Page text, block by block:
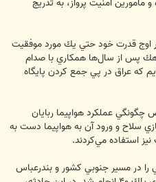
اوج قدرت خود حتي يك مورد موفقيت
پس از سال‌ها همكاري با صدام
كه عراق در پي جمع كردن پايگاه
عملكرد هواپيما ربايان
سلاح و ورود آن به هواپيما دست به
استفاده مي‌كردند.
را در مسير جنوبي كشور و بندرعباس